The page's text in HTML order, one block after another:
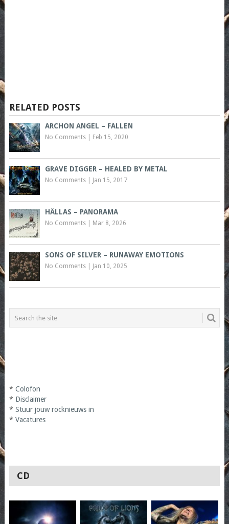
RELATED POSTS
ARCHON ANGEL – FALLEN
No Comments| Feb 15, 2020
GRAVE DIGGER – HEALED BY METAL
No Comments| Jan 15, 2017
HÄLLAS – PANORAMA
No Comments| Mar 8, 2026
SONS OF SILVER – RUNAWAY EMOTIONS
No Comments| Jan 10, 2025
* Colofon
* Disclaimer
* Stuur jouw rocknieuws in
* Vacatures
CD